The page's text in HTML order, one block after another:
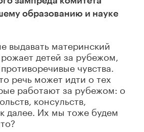
образованию и науке
выдавать материнский
детей за рубежом,
чувства.
речь может идти о тех
работают за рубежом: о
консульств,
далее. Их мы тоже будем